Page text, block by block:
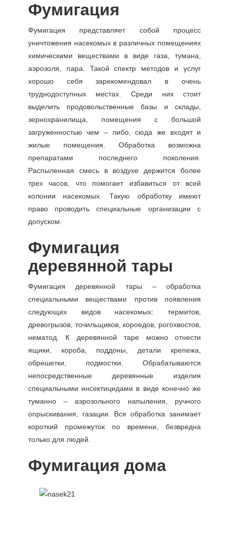
Фумигация
Фумигация представляет собой процесс
уничтожения насекомых в различных помещениях
химическими веществами в виде газа, тумана,
аэрозоля, пара. Такой спектр методов и услуг
хорошо себя зарекомендовал в очень
труднодоступных местах. Среди них стоит
выделить продовольственные базы и склады,
зернохранилища, помещения с большой
загруженностью чем – либо, сюда же входят и
жилые помещения. Обработка возможна
препаратами последнего поколения.
Распыленная смесь в воздухе держится более
трех часов, что помогает избавиться от всей
колонии насекомых. Такую обработку имеют
право проводить специальные организации с
допуском.
Фумигация
деревянной тары
Фумигация деревянной тары – обработка
специальными веществами против появления
следующих видов насекомых: термитов,
древогрызов, точильщиков, короедов, рогохвостов,
нематод. К деревянной таре можно отнести
ящики, короба, поддоны, детали крепежа,
обрешетки, подмостки. Обрабатываются
непосредственные деревянные изделия
специальными инсектицидами в виде конечно же
туманно – аэрозольного напыления, ручного
опрыскивания, газации. Вся обработка занимает
короткий промежуток по времени, безвредна
только для людей.
Фумигация дома